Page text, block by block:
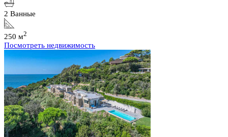
2 Ванные
250 м2
Посмотреть недвижимость